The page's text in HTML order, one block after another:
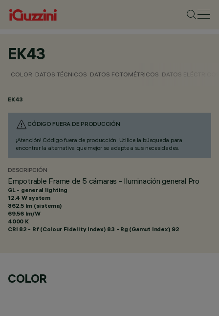
EK43
COLOR DATOS TÉCNICOS DATOS FOTOMÉTRICOS DATOS
EK43
CÓDIGO FUERA DE PRODUCCIÓN
¡Atención! Código fuera de producción. Utilice la búsqueda para
encontrar la alternativa que mejor se adapte a sus necesidades.
DESCRIPCIÓN
Empotrable Frame de 5 cámaras - Iluminación general Pro
GL - general lighting
12.4 W system
862.5 lm (sistema)
69.56 lm/W
4000 K
CRI 82 - Rf (Colour Fidelity Index) 83 - Rg (Gamut Index) 92
COLOR